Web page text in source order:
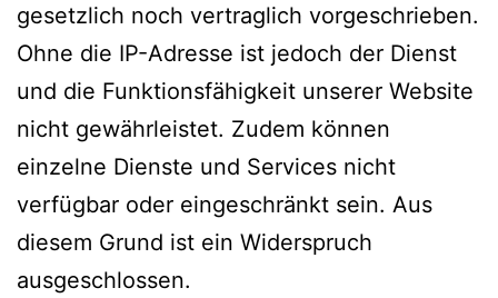
gesetzlich noch vertraglich vorgeschrieben.
Ohne die IP-Adresse ist jedoch der Dienst
und die Funktionsfähigkeit unserer Website
nicht gewährleistet. Zudem können
einzelne Dienste und Services nicht
verfügbar oder eingeschränkt sein. Aus
diesem Grund ist ein Widerspruch
ausgeschlossen.